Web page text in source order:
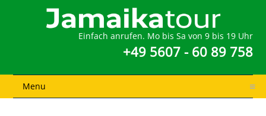
Einfach anrufen. Mo bis Sa von 9 bis 19 Uhr
+49 5607 - 60 89 758
Menu